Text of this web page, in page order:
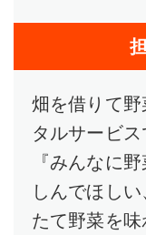
畑を借りて
タルサービス
『みんなに
しんでほし
たて野菜を